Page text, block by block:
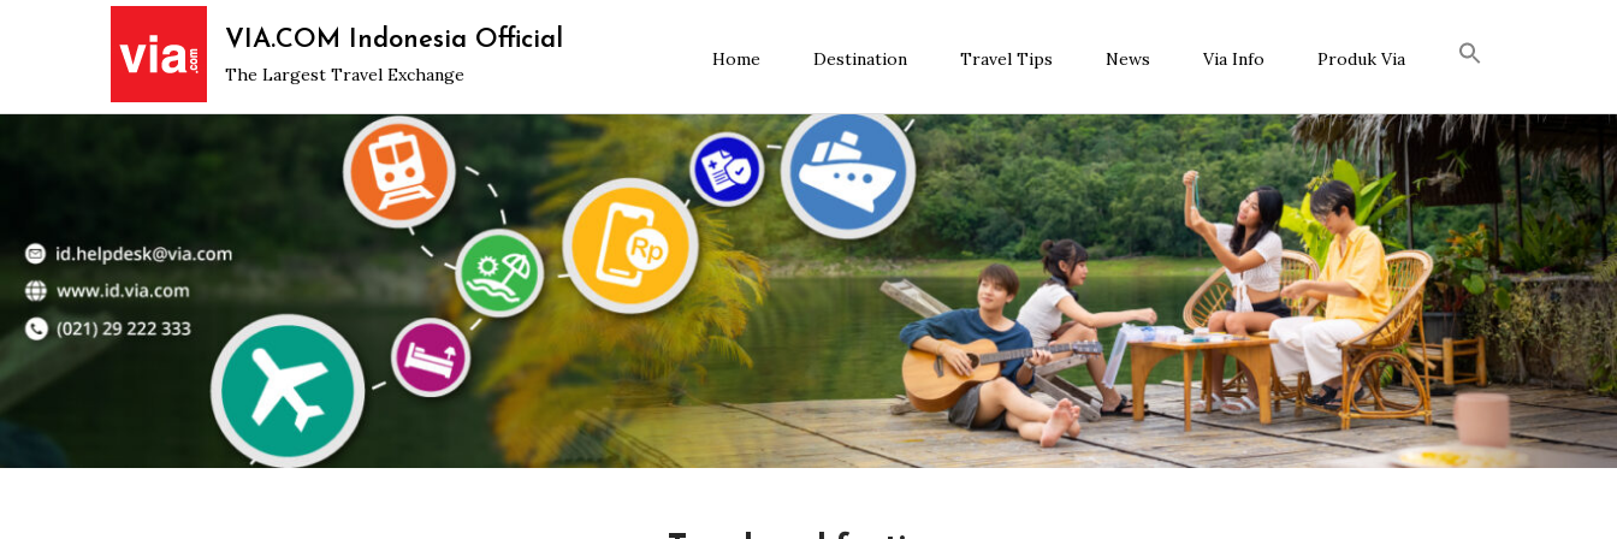
VIA.COM Indonesia Official
The Largest Travel Exchange
Home Destination Travel Tips News Via Info Produk Via